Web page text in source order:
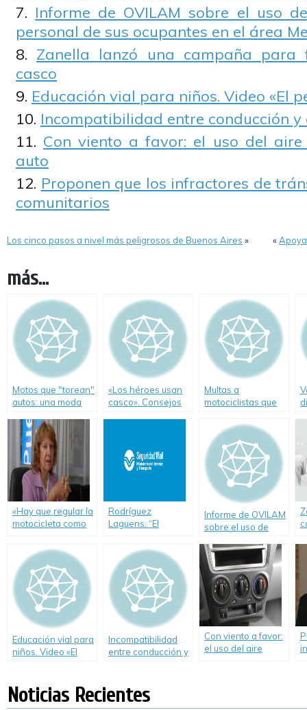
Informe de OVILAM sobre el uso
personal de sus ocupantes en el área
Zanella lanzó una campaña
casco
Educación vial para niños. Video «El
Incompatibilidad entre conducción y
Con viento a favor: el uso del
auto
Proponen que los infractores de
comunitarios
Los cinco pasos a nivel más peligrosos de Buenos Aires » «
más...
Motos que "torean"
autos: una moda
del Estero
«Los héroes usan
casco». Consejos
Multas a
motociclistas que
casco
«Hay que regular la
motocicleta como
trabajo»
Rodríguez
Laguens: “El
velocidad en moto
es más riesgoso
que jugar a la ruleta
rusa”
Informe de OVILAM
sobre el uso de
personal de sus
ocupantes en el
área Metropolitana
Educación vial para
niños. Video «El
Incompatibilidad
entre conducción y
Con viento a favor:
el uso del aire
Noticias Recientes